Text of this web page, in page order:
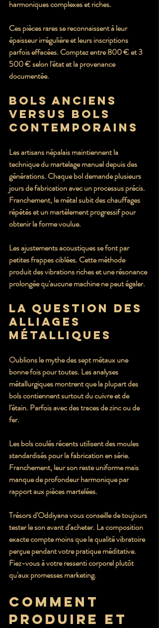
harmoniques complexes et riches.
Ces pièces rares se reconnaissent à leur
épaisseur irrégulière et leurs inscriptions
parfois effacées. Comptez entre 800 € et 3
500 € selon l'état et la provenance
documentée.
Bols anciens
versus bols
contemporains
Les artisans népalais maintiennent la
technique du martelage manuel depuis des
générations. Chaque bol demande plusieurs
jours de fabrication avec un processus précis.
Franchement, le métal subit des chauffages
répétés et un martèlement progressif pour
obtenir la forme voulue.
Les ajustements acoustiques se font par
petites frappes ciblées. Cette méthode
produit des vibrations riches et une résonance
prolongée qu'aucune machine ne peut égaler.
La question des
alliages
métalliques
Oublions le mythe des sept métaux une
bonne fois pour toutes. Les analyses
métallurgiques montrent que la plupart des
bols contiennent surtout du cuivre et de
l'étain. Parfois avec des traces de zinc ou de
fer.
Les bols coulés récents utilisent des moules
standardisés pour la fabrication en série.
Franchement, leur son reste uniforme mais
manque de profondeur harmonique par
rapport aux pièces martelées.
Trésors d'Oddiyana vous conseille de toujours
tester le son avant d'acheter. La composition
exacte compte moins que la qualité vibratoire
perçue pendant votre pratique méditative.
Fiez-vous à votre ressenti corporel plutôt
qu'aux promesses marketing.
Comment
produire et